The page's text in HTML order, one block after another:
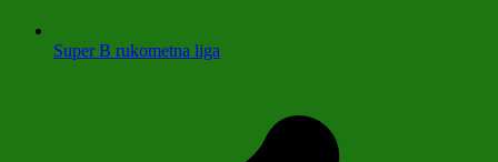
Super B rukometna liga